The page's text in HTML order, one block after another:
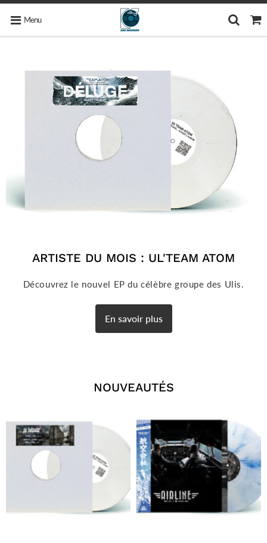
Menu
ARTISTE DU MOIS : UL'TEAM ATOM
Découvrez le nouvel EP du célèbre groupe des Ulis.
En savoir plus
NOUVEAUTÉS